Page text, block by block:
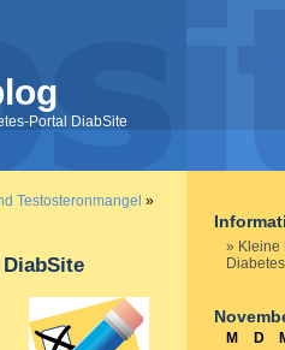
Portal DiabSite
Testosteronmangel »
Kleine
M D